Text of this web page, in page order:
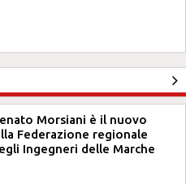
Morsiani è il nuovo
Federazione regionale
Ingegneri delle Marche